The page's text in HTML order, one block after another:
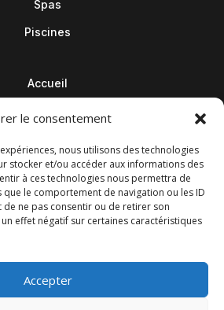
le consentement
nous utilisons des technologies
stocker et/ou accéder aux informations des
à ces technologies nous permettra de
le comportement de navigation ou les ID
de ne pas consentir ou de retirer son
effet négatif sur certaines caractéristiques
Accepter
Spas
Piscines
Accueil